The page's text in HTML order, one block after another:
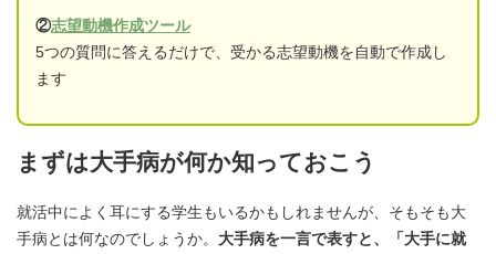
②志望動機作成ツール
5つの質問に答えるだけで、受かる志望動機を自動で作成し
ます
まずは大手病が何か知っておこう
就活中によく耳にする学生もいるかもしれませんが、そもそも大
手病とは何なのでしょうか。 大手病を一言で表すと、「大手に就